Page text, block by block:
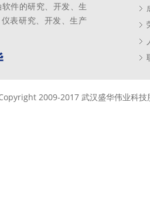
件的研究、开发、生
表研究、开发、生产
2009-2017 武汉盛华伟业科